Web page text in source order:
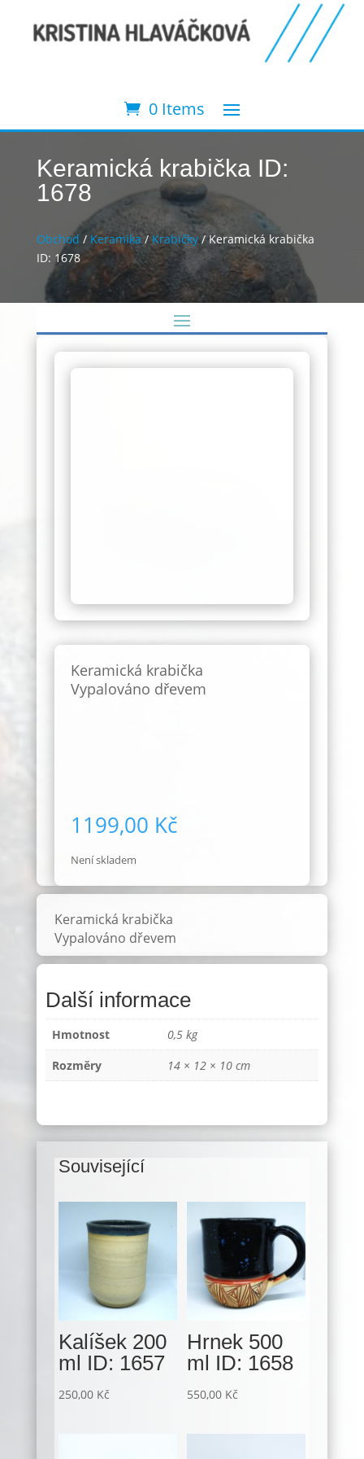
0 Items
Keramická krabička ID:
1678
Obchod / Keramika/Krabičky/ Keramická krabička
ID: 1678
Keramická krabička
Vypalováno dřevem
1199,00 Kč
Není skladem
Keramická krabička
Vypalováno dřevem
Další informace
Hmotnost
0,5 kg
Rozměry
14 × 12 × 10 cm
Související
Kalíšek 200
ml ID: 1657
250,00 Kč
Hrnek 500
ml ID: 1658
550,00 Kč